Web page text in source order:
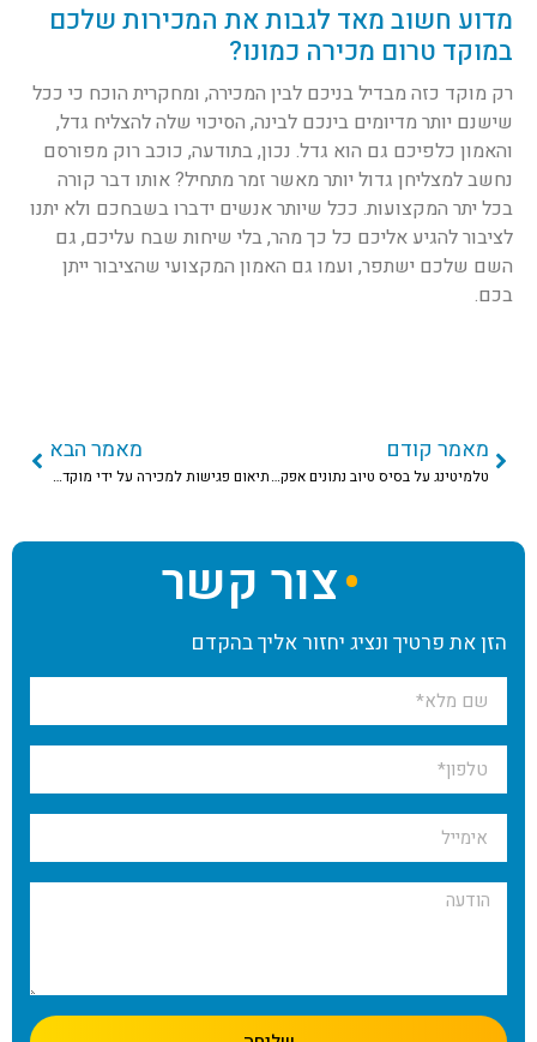
מדוע חשוב מאד לגבות את המכירות שלכם
במוקד טרום מכירה כמונו?
רק מוקד כזה מבדיל בניכם לבין המכירה, ומחקרית הוכח כי ככל
שישנם יותר מדיומים בינכם לבינה, הסיכוי שלה להצליח גדל,
והאמון כלפיכם גם הוא גדל. נכון, בתודעה, כוכב רוק מפורסם
נחשב למצליחן גדול יותר מאשר זמר מתחיל? אותו דבר קורה
בכל יתר המקצועות. ככל שיותר אנשים ידברו בשבחכם ולא יתנו
לציבור להגיע אליכם כל כך מהר, בלי שיחות שבח עליכם, גם
השם שלכם ישתפר, ועמו גם האמון המקצועי שהציבור ייתן
בכם.
מאמר קודם
טלמיטינג על בסיס טיוב נתונים אפקטיבי שיפרוס בפנייך בדיוק את אוכלוסיית היעד
מאמר הבא
תיאום פגישות למכירה על ידי מוקדני טלמיטינג מנוסים
צור קשר
הזן את פרטיך ונציג יחזור אליך בהקדם